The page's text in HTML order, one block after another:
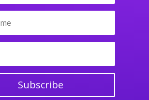
Subscribe